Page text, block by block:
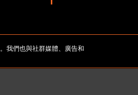
Technologies, LLC. 著作權所有，並
我們也與社群媒體、廣告和